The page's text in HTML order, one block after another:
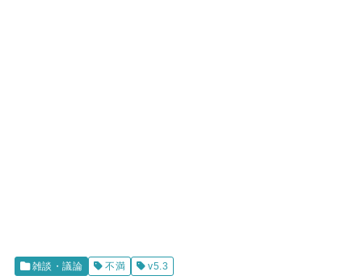
雑談・議論 不満 v5.3